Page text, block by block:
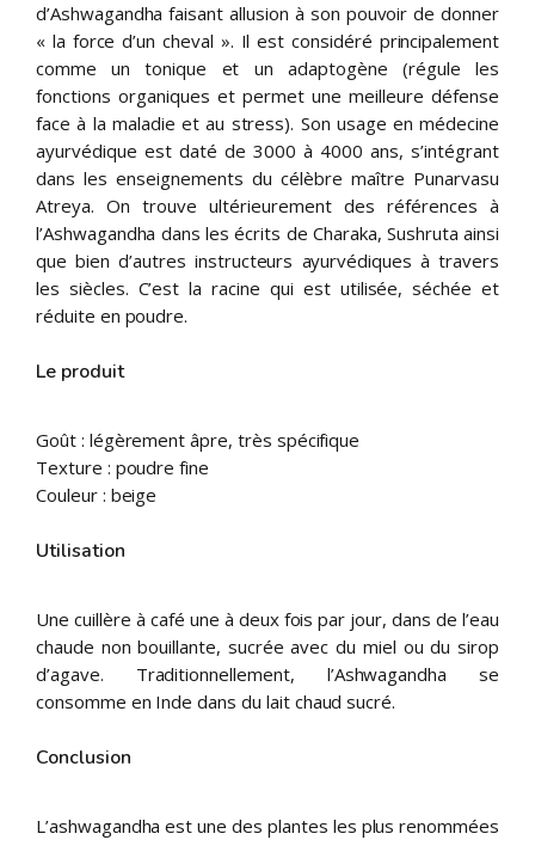
d’Ashwagandha faisant allusion à son pouvoir de donner
« la force d’un cheval ». Il est considéré principalement
comme un tonique et un adaptogène (régule les
fonctions organiques et permet une meilleure défense
face à la maladie et au stress). Son usage en médecine
ayurvédique est daté de 3000 à 4000 ans, s’intégrant
dans les enseignements du célèbre maître Punarvasu
Atreya. On trouve ultérieurement des références à
l’Ashwagandha dans les écrits de Charaka, Sushruta ainsi
que bien d’autres instructeurs ayurvédiques à travers
les siècles. C’est la racine qui est utilisée, séchée et
réduite en poudre.
Le produit
Goût : légèrement âpre, très spécifique
Texture : poudre fine
Couleur : beige
Utilisation
Une cuillère à café une à deux fois par jour, dans de l’eau
chaude non bouillante, sucrée avec du miel ou du sirop
d’agave. Traditionnellement, l’Ashwagandha se
consomme en Inde dans du lait chaud sucré.
Conclusion
L’ashwagandha est une des plantes les plus renommées